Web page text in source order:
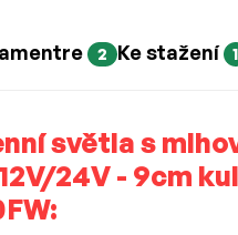
2 Ke stažení 1
světla s
24V - 9cm